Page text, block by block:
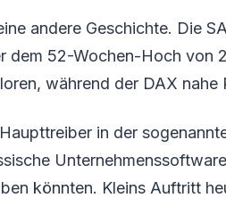
andere Geschichte. Die
52-Wochen-Hoch von
während der DAX nahe
in der
könnten. Kleins Auftritt